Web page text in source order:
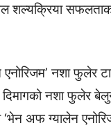
शल्यक्रिया
नशा फुलेर
दिमागको नशा फुलेर
‘भेन अफ ग्यालेन